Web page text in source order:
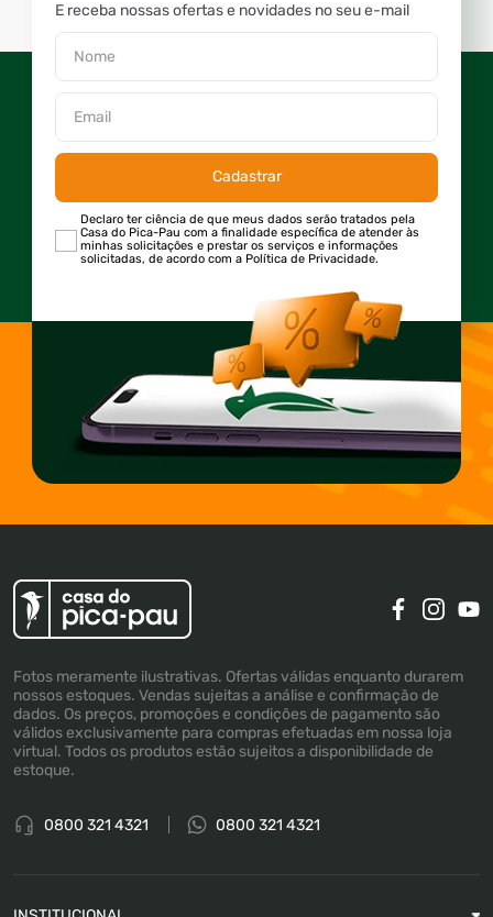
E receba nossas ofertas e novidades no seu e-mail
Cadastrar
Declaro ter ciência de que meus dados serão tratados pela
Casa do Pica-Pau com a finalidade específica de atender às
minhas solicitações e prestar os serviços e informações
solicitadas, de acordo com a Política de Privacidade.
Fotos meramente ilustrativas. Ofertas válidas enquanto durarem
nossos estoques. Vendas sujeitas a análise e confirmação de
dados. Os preços, promoções e condições de pagamento são
válidos exclusivamente para compras efetuadas em nossa loja
virtual. Todos os produtos estão sujeitos a disponibilidade de
estoque.
0800 321 4321 0800 321 4321